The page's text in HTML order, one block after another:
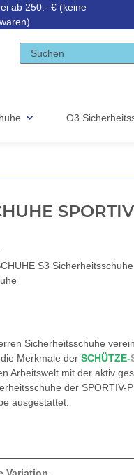
ab 250.- € (keine
O3
S3 Sicherheitsschuhe
Sicherheitsschuhe
Merkmale der SCHÜTZE-
Arbeitswelt mit der aktiv
der SPORTIV-
ausgestattet.
Variation.